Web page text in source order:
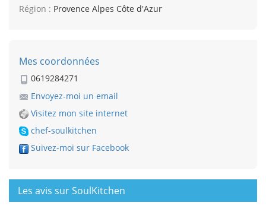
Région : Provence Alpes Côte d'Azur
Mes coordonnées
0619284271
Envoyez-moi un email
Visitez mon site internet
chef-soulkitchen
Suivez-moi sur Facebook
Les avis sur SoulKitchen